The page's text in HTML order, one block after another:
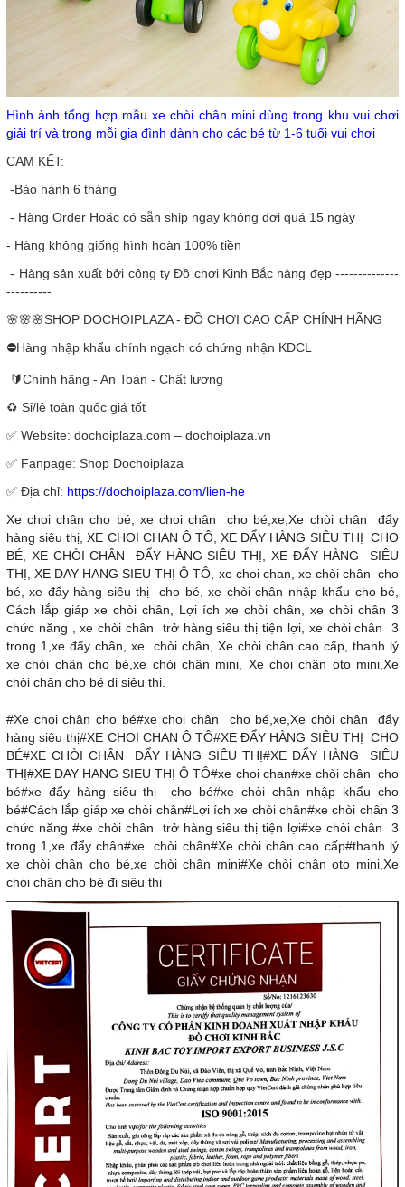
Hình ảnh tổng hợp mẫu xe chòi chân mini dùng trong khu vui chơi
giải trí và trong mỗi gia đình dành cho các bé từ 1-6 tuổi vui chơi
CAM KẾT:
-Bảo hành 6 tháng
- Hàng Order Hoặc có sẵn ship ngay không đợi quá 15 ngày
- Hàng không giống hình hoàn 100% tiền
- Hàng sản xuất bởi công ty Đồ chơi Kinh Bắc hàng đẹp --------------
----------
🌸🌸🌸SHOP DOCHOIPLAZA - ĐỒ CHƠI CAO CẤP CHÍNH HÃNG
⛔Hàng nhập khẩu chính ngạch có chứng nhận KĐCL
🔰Chính hãng - An Toàn - Chất lượng
♻️ Sỉ/lẻ toàn quốc giá tốt
✅ Website: dochoiplaza.com – dochoiplaza.vn
✅ Fanpage: Shop Dochoiplaza
✅ Địa chỉ: https://dochoiplaza.com/lien-he
Xe choi chân cho bé, xe choi chân cho bé,xe,Xe chòi chân đẩy
hàng siêu thị, XE CHOI CHAN Ô TÔ, XE ĐẨY HÀNG SIÊU THỊ CHO
BÉ, XE CHÒI CHÂN ĐẨY HÀNG SIÊU THỊ, XE ĐẨY HÀNG SIÊU
THỊ, XE DAY HANG SIEU THỊ Ô TÔ, xe choi chan, xe chòi chân cho
bé, xe đẩy hàng siêu thị cho bé, xe chòi chân nhập khẩu cho bé,
Cách lắp giáp xe chòi chân, Lợi ích xe chòi chân, xe chòi chân 3
chức năng , xe chòi chân trở hàng siêu thị tiện lợi, xe chòi chân 3
trong 1,xe đẩy chân, xe chòi chân, Xe chòi chân cao cấp, thanh lý
xe chòi chân cho bé,xe chòi chân mini, Xe chòi chân oto mini,Xe
chòi chân cho bé đi siêu thị.
#Xe choi chân cho bé#xe choi chân cho bé,xe,Xe chòi chân đẩy
hàng siêu thị#XE CHOI CHAN Ô TÔ#XE ĐẨY HÀNG SIÊU THỊ CHO
BÉ#XE CHÒI CHÂN ĐẨY HÀNG SIÊU THỊ#XE ĐẨY HÀNG SIÊU
THỊ#XE DAY HANG SIEU THỊ Ô TÔ#xe choi chan#xe chòi chân cho
bé#xe đẩy hàng siêu thị cho bé#xe chòi chân nhập khẩu cho
bé#Cách lắp giáp xe chòi chân#Lợi ích xe chòi chân#xe chòi chân 3
chức năng #xe chòi chân trở hàng siêu thị tiện lợi#xe chòi chân 3
trong 1,xe đẩy chân#xe chòi chân#Xe chòi chân cao cấp#thanh lý
xe chòi chân cho bé,xe chòi chân mini#Xe chòi chân oto mini,Xe
chòi chân cho bé đi siêu thị